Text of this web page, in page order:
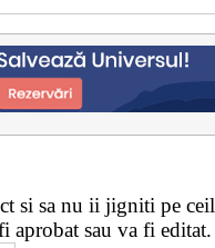
si sa nu ii jigniti pe
aprobat sau va fi